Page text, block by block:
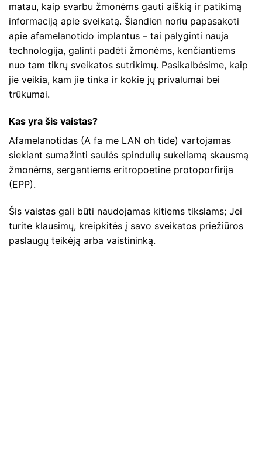
matau, kaip svarbu žmonėms gauti aiškią ir patikimą
informaciją apie sveikatą. Šiandien noriu papasakoti
apie afamelanotido implantus – tai palyginti nauja
technologija, galinti padėti žmonėms, kenčiantiems
nuo tam tikrų sveikatos sutrikimų. Pasikalbėsime, kaip
jie veikia, kam jie tinka ir kokie jų privalumai bei
trūkumai.
Kas yra šis vaistas?
Afamelanotidas (A fa me LAN oh tide) vartojamas
siekiant sumažinti saulės spindulių sukeliamą skausmą
žmonėms, sergantiems eritropoetine protoporfirija
(EPP).
Šis vaistas gali būti naudojamas kitiems tikslams; Jei
turite klausimų, kreipkitės į savo sveikatos priežiūros
paslaugų teikėją arba vaistininką.